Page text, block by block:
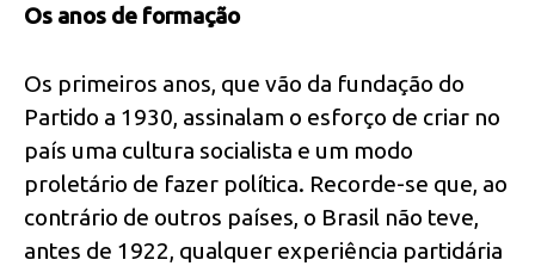
Os anos de formação
Os primeiros anos, que vão da fundação do
Partido a 1930, assinalam o esforço de criar no
país uma cultura socialista e um modo
proletário de fazer política. Recorde-se que, ao
contrário de outros países, o Brasil não teve,
antes de 1922, qualquer experiência partidária